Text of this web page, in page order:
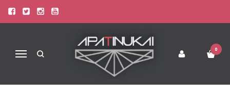
Navigacija
0
MUCHACHOMALO
Pirkite pagal gamintoją Muchachomalo
Atsiprašome, tačiau pasirinkto gamintojo prekių šiuo metu